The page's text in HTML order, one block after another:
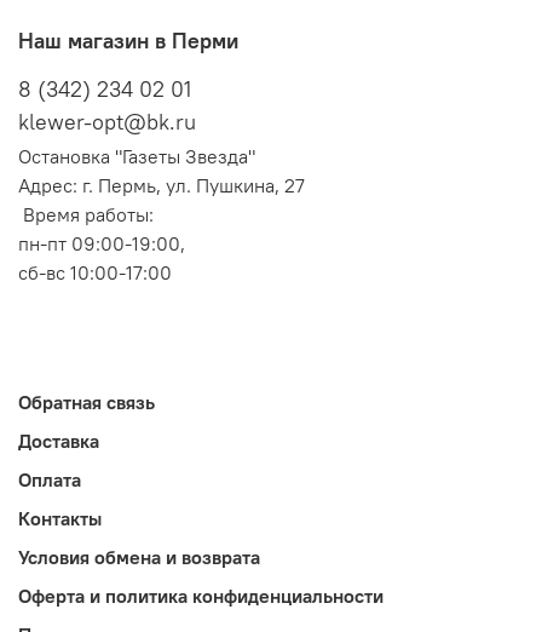
Наш магазин в Перми
8 (342) 234 02 01
klewer-opt@bk.ru
Остановка "Газеты Звезда"
Адрес: г. Пермь, ул. Пушкина, 27
Время работы:
пн-пт 09:00-19:00,
сб-вс 10:00-17:00
Обратная связь
Доставка
Оплата
Контакты
Условия обмена и возврата
Оферта и политика конфиденциальности